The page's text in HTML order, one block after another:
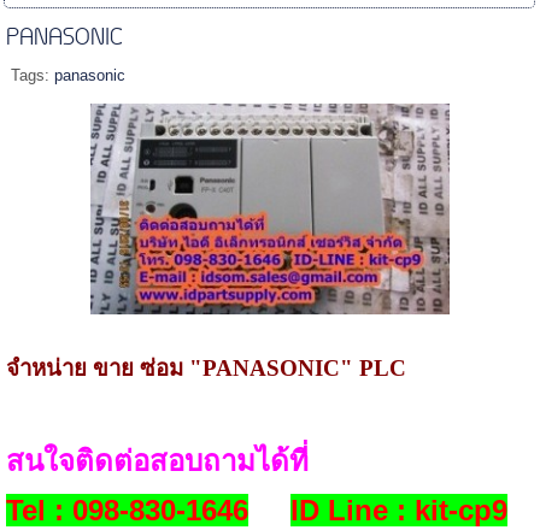
PANASONIC
Tags: panasonic
จำหน่าย ขาย ซ่อม "PANASONIC" PLC
สนใจติดต่อสอบถามได้ที่
Tel : 098-830-1646 ID Line : kit-cp9